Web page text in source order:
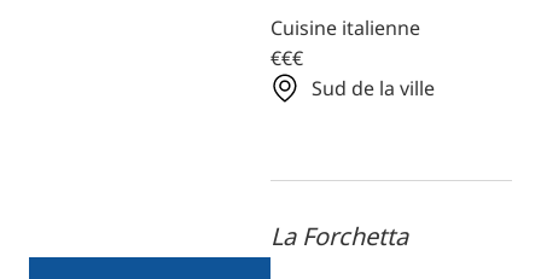
Cuisine italienne
€€€
Sud de la ville
La Forchetta